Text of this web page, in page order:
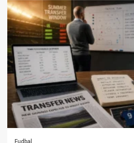
Fudbal